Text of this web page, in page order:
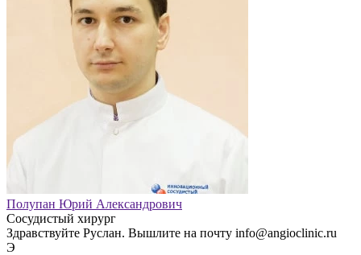
Полупан Юрий Александрович
Сосудистый хирург
Здравствуйте Руслан. Вышлите на почту info@angioclinic.ru
Э